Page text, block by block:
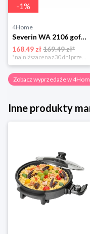
-1%
4Home
Severin WA 2106 gofrownica duo, czarny
168.49 zł169.49 zł*
*najniższa cena z 30 dni przed obniżką
Zobacz wyprzedaże w
Inne produkty